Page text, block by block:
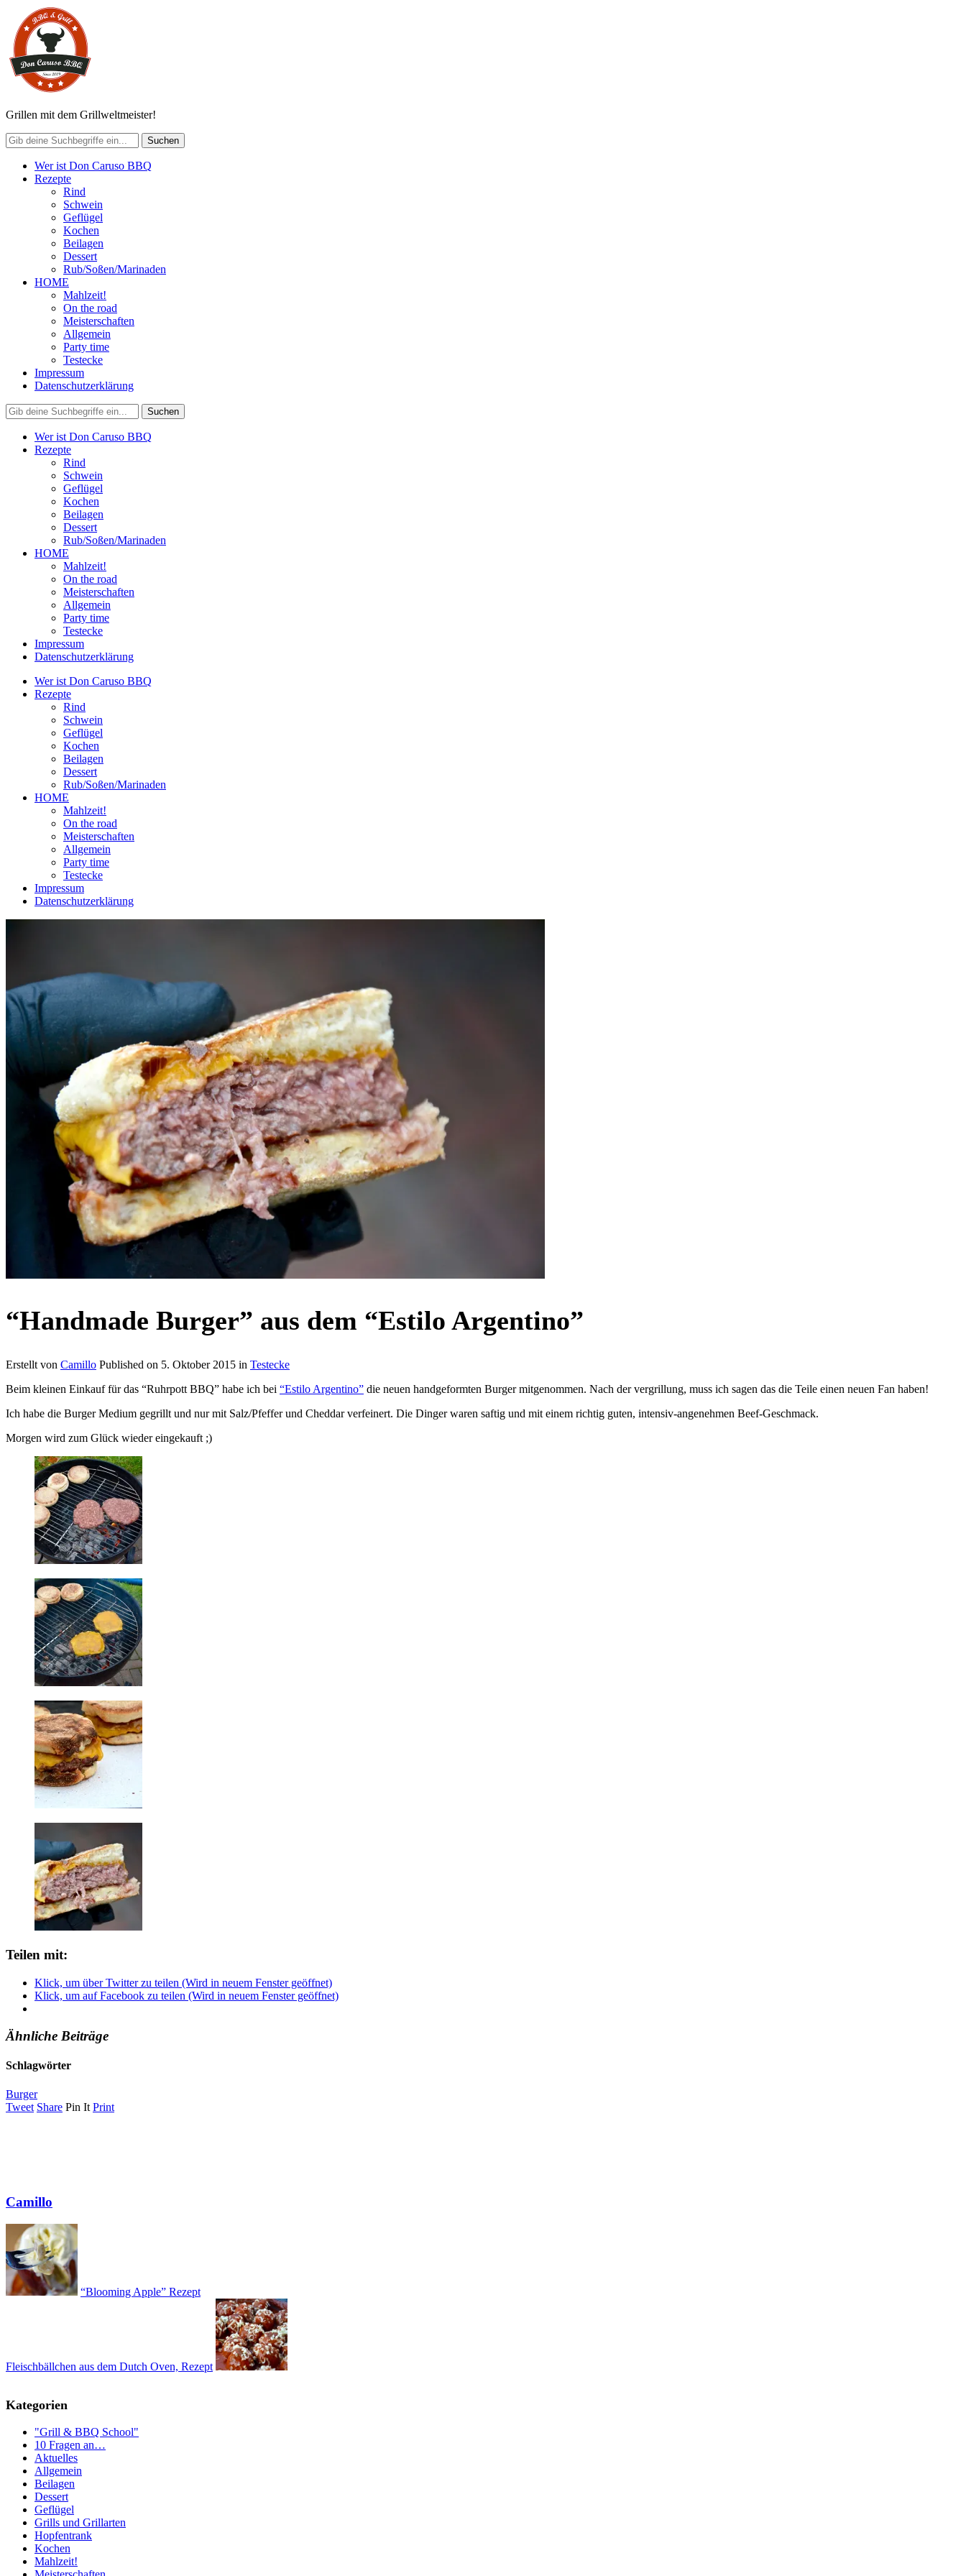
Grillen mit dem Grillweltmeister!
Wer ist Don Caruso BBQ
Rezepte
Rind
Schwein
Geflügel
Kochen
Beilagen
Dessert
Rub/Soßen/Marinaden
HOME
Mahlzeit!
On the road
Meisterschaften
Allgemein
Party time
Testecke
Impressum
Datenschutzerklärung
Wer ist Don Caruso BBQ
Rezepte
Rind
Schwein
Geflügel
Kochen
Beilagen
Dessert
Rub/Soßen/Marinaden
HOME
Mahlzeit!
On the road
Meisterschaften
Allgemein
Party time
Testecke
Impressum
Datenschutzerklärung
Wer ist Don Caruso BBQ
Rezepte
Rind
Schwein
Geflügel
Kochen
Beilagen
Dessert
Rub/Soßen/Marinaden
HOME
Mahlzeit!
On the road
Meisterschaften
Allgemein
Party time
Testecke
Impressum
Datenschutzerklärung
“Handmade Burger” aus dem “Estilo Argentino”
Erstellt von Camillo Published on 5. Oktober 2015 in Testecke
Beim kleinen Einkauf für das “Ruhrpott BBQ” habe ich bei “Estilo Argentino” die neuen handgeformten Burger mitgenommen. Nach der vergrillung, muss ich sagen das die Teile einen neuen Fan haben!
Ich habe die Burger Medium gegrillt und nur mit Salz/Pfeffer und Cheddar verfeinert. Die Dinger waren saftig und mit einem richtig guten, intensiv-angenehmen Beef-Geschmack.
Morgen wird zum Glück wieder eingekauft ;)
Teilen mit:
Klick, um über Twitter zu teilen (Wird in neuem Fenster geöffnet)
Klick, um auf Facebook zu teilen (Wird in neuem Fenster geöffnet)
Ähnliche Beiträge
Schlagwörter
Burger
Tweet Share Pin It Print
Camillo
“Blooming Apple” Rezept
Fleischbällchen aus dem Dutch Oven, Rezept
Kategorien
"Grill & BBQ School"
10 Fragen an…
Aktuelles
Allgemein
Beilagen
Dessert
Geflügel
Grills und Grillarten
Hopfentrank
Kochen
Mahlzeit!